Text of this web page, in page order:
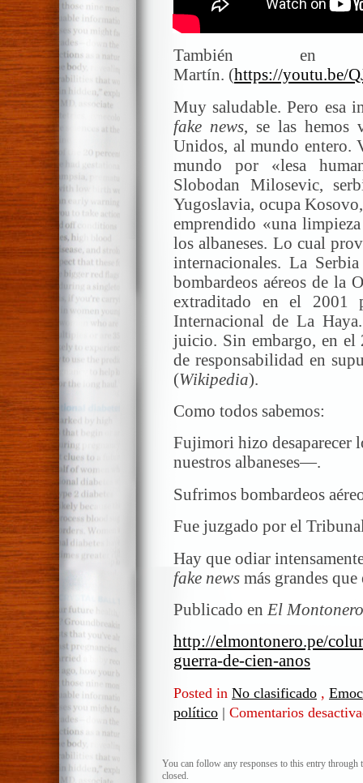
También
Martín. (https://youtu.be/
Muy saludable. Pero esa
fake news, se las hemos
Unidos, al mundo entero.
mundo por «lesa
Slobodan Milosevic,
Yugoslavia, ocupa
emprendido «una
los albaneses. Lo cual
internacionales. La
bombardeos aéreos de
extraditado en el 2001
Internacional de La
juicio. Sin embargo, en
de responsabilidad en
(Wikipedia).
Como todos sabemos:
Fujimori hizo desaparecer
nuestros albaneses—.
Sufrimos bombardeos
Fue juzgado por el
Hay que odiar
fake news más grandes
Publicado en El Montonero
http://elmontonero.pe/
guerra-de-cien-anos
Posted in No clasificado ,
político | Comentarios
You can follow any responses to this entry through
closed.